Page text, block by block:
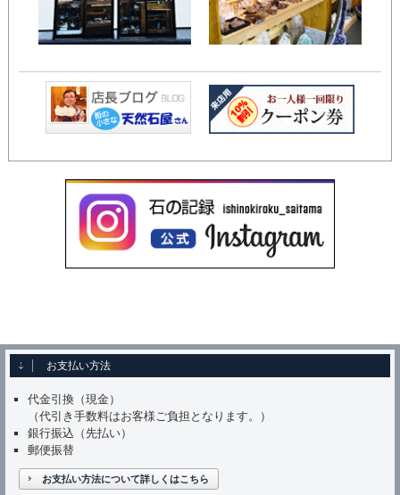
お支払い方法
代金引換（現金）
（代引き手数料はお客様ご負担となります。）
銀行振込（先払い）
郵便振替
お支払い方法について詳しくはこちら